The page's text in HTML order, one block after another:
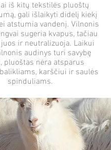
iš kitų tekstilės pluoštų
gali išlaikyti didelį kiekį
atstumia vandenį. Vilnonis
sugeria kvapus, tačiau
ir neutralizuoja. Laikui
audinys turi savybę
pluoštas nėra atsparus
karščiui ir saulės
spinduliams.